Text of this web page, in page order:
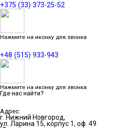
+375 (33) 373-25-52
Нажмите на иконку для звонка
+48 (515) 933-943
Нажмите на иконку для звонка
Где нас найти?
Адрес:
г. Нижний Новгород,
ул. Ларина 15, корпус 1, оф. 49